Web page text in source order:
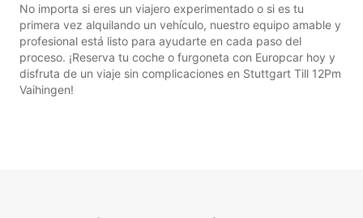
No importa si eres un viajero experimentado o si es tu
primera vez alquilando un vehículo, nuestro equipo amable y
profesional está listo para ayudarte en cada paso del
proceso. ¡Reserva tu coche o furgoneta con Europcar hoy y
disfruta de un viaje sin complicaciones en Stuttgart Till 12Pm
Vaihingen!